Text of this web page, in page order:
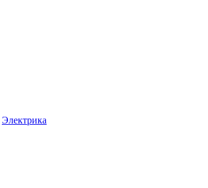
Электрика